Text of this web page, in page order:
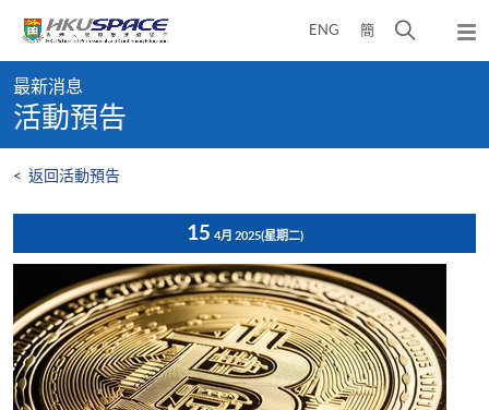
content
ENG 簡
開
彈
出
content
start
最新消息
活動預告
< 返回活動預告
15 4月 2025(星期二)